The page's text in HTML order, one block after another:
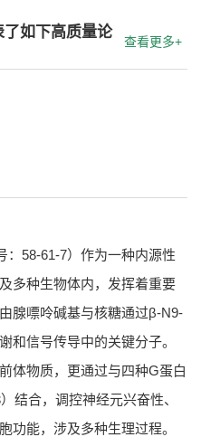
如下高质量论
查看更多+
：58-61-7）作为一种内源性
多种生物体内，发挥着重要
腺嘌呤碱基与核糖通过β-N9-
和信号传导中的关键分子。
体物质，更通过与四种G蛋白
结合，调控神经元兴奋性、
功能，涉及多种生理过程。